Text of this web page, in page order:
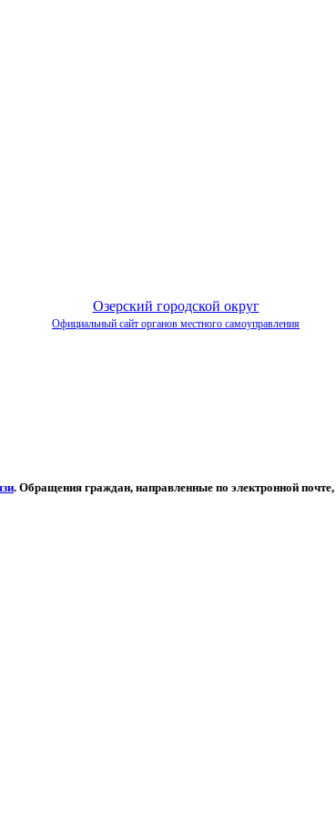
Озерский городской округ
Официальный сайт органов местного самоуправления
. Обращения граждан, направленные по электронной почте,